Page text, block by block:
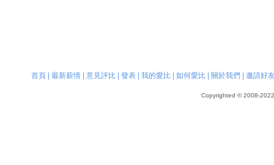
首頁| 最新薪情| 意見評比| 發表| 我的愛比| 如何愛比| 關於我們 邀請好
Copyrighted © 2008-